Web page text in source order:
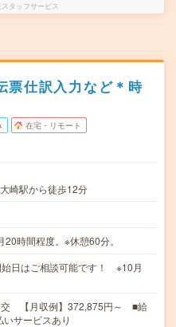
タッフサービス
票仕訳入力など＊時
在宅・リモート
崎駅から徒歩12分
時間程度。※休憩60分。
日はご相談可能です！ ※10月
交 【月収例】372,875円～ ■給
サービスあり